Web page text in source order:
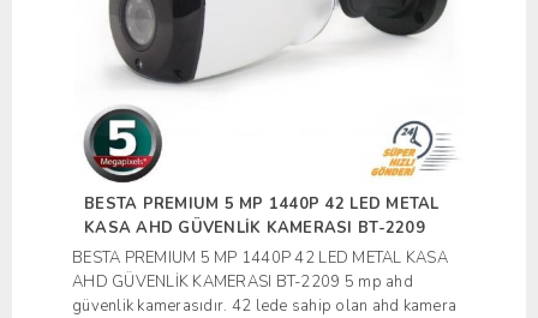
BESTA PREMIUM 5 MP 1440P 42 LED METAL
KASA AHD GÜVENLİK KAMERASI BT-2209
BESTA PREMIUM 5 MP 1440P 42 LED METAL KASA
AHD GÜVENLİK KAMERASI BT-2209 5 mp ahd
güvenlik kamerasıdır. 42 lede sahip olan ahd kamera